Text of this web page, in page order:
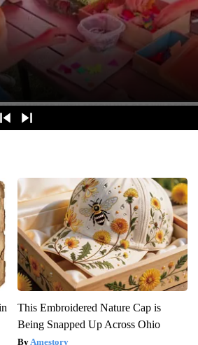
This Embroidered Nature Cap is
Being Snapped Up Across Ohio
Amestory